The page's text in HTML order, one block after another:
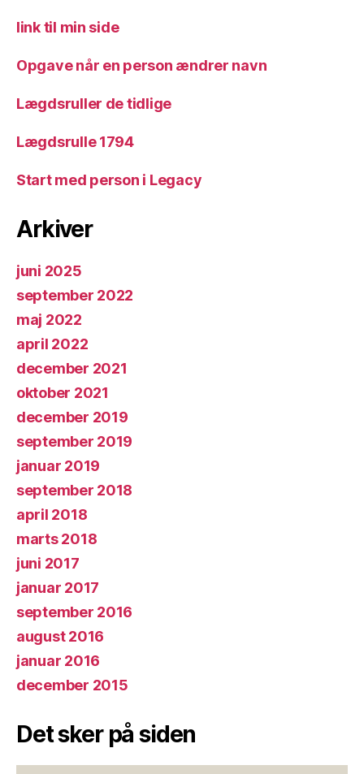
link til min side
Opgave når en person ændrer navn
Lægdsruller de tidlige
Lægdsrulle 1794
Start med person i Legacy
Arkiver
juni 2025
september 2022
maj 2022
april 2022
december 2021
oktober 2021
december 2019
september 2019
januar 2019
september 2018
april 2018
marts 2018
juni 2017
januar 2017
september 2016
august 2016
januar 2016
december 2015
Det sker på siden